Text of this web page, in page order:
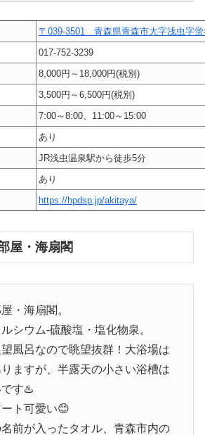
〒039-3501 青森県青森市大字浅虫字蛍
017-752-3239
8,000円～18,000円(税別)
3,500円～6,500円(税別)
7:00～8:00、11:00～15:00
あり
JR浅虫温泉駅から徒歩5分
あり
https://hpdsp.jp/akitaya/
屋・海扇閣
・海扇閣。
シウム‐硫酸塩・塩化物泉。
風呂なので眺望抜群！大浴場は
ますが、半露天の小さい浴槽は
です♨️
ト可愛い😊
前が入ったタオル、青森市内の